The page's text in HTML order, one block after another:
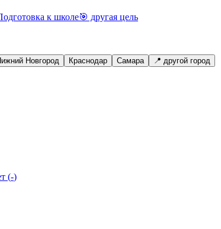
к школе🎯 другая цель
Новгород Краснодар Самара 📍 другой город
(-)